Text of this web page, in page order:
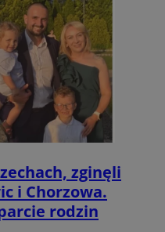
zginęli
i Chorzowa.
rodzin